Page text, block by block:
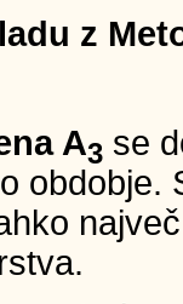
z
A3 se
obdobje.